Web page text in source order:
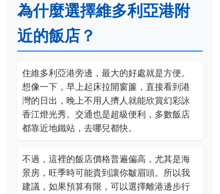
為什麼選擇維多利亞港附
近的飯店？
住維多利亞港旁邊，最大的好處就是方便。
想像一下，早上起床拉開窗簾，直接看到港
灣的日出，晚上不用人擠人就能欣賞幻彩詠
香江燈光秀。交通也是超級便利，多數飯店
都靠近地鐵站，去哪兒都快。
不過，這裡的飯店價格普遍偏高，尤其是海
景房，旺季時可能貴到讓你皺眉頭。所以我
建議，如果預算有限，可以選擇離港邊步行